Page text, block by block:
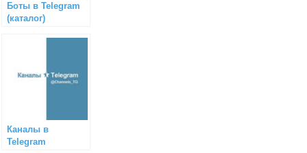
Боты в Telegram
(каталог)
Каналы в
Telegram